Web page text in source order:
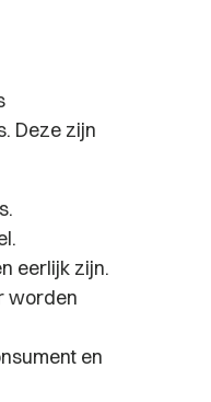
Deze zijn
eerlijk zijn.
worden
en